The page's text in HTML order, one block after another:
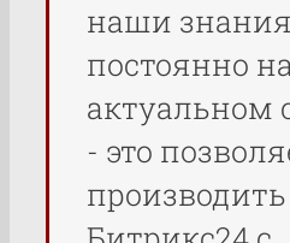
наши
постоянно
актуальном
- это